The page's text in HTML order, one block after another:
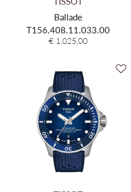
Ballade
T156.408.11.033.00
€ 1.025,00